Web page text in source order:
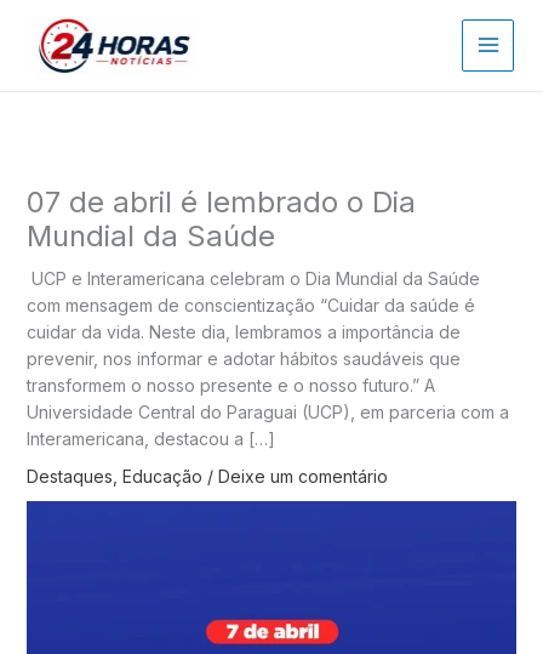
07 de abril é lembrado o Dia
Mundial da Saúde
UCP e Interamericana celebram o Dia Mundial da Saúde
com mensagem de conscientização “Cuidar da saúde é
cuidar da vida. Neste dia, lembramos a importância de
prevenir, nos informar e adotar hábitos saudáveis que
transformem o nosso presente e o nosso futuro.” A
Universidade Central do Paraguai (UCP), em parceria com a
Interamericana, destacou a […]
Destaques Educação / Deixe um comentário